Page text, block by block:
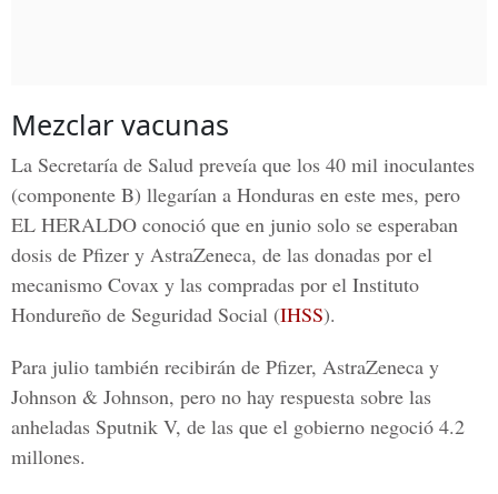
Mezclar vacunas
La Secretaría de Salud preveía que los 40 mil inoculantes
(componente B) llegarían a Honduras en este mes, pero
EL HERALDO conoció que en junio solo se esperaban
dosis de Pfizer y AstraZeneca, de las donadas por el
mecanismo Covax y las compradas por el Instituto
Hondureño de Seguridad Social (IHSS).
Para julio también recibirán de Pfizer, AstraZeneca y
Johnson & Johnson, pero no hay respuesta sobre las
anheladas Sputnik V, de las que el gobierno negoció 4.2
millones.